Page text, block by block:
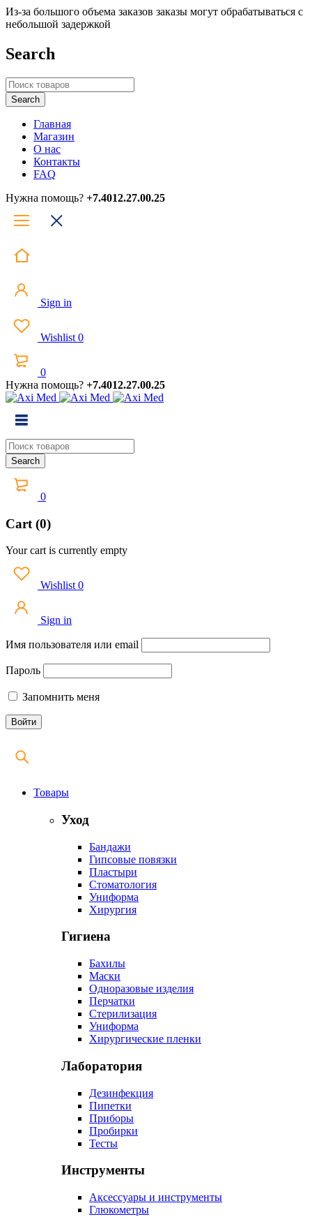
Из-за большого объема заказов заказы могут обрабатываться с
небольшой задержкой
Search
Главная
Магазин
О нас
Контакты
FAQ
Нужна помощь? +7.4012.27.00.25
Sign in
Wishlist 0
0
Нужна помощь? +7.4012.27.00.25
0
Cart (0)
Your cart is currently empty
Wishlist 0
Sign in
Имя пользователя или email
Пароль
Запомнить меня
Товары
Уход
Бандажи
Гипсовые повязки
Пластыри
Стоматология
Униформа
Хирургия
Гигиена
Бахилы
Маски
Одноразовые изделия
Перчатки
Стерилизация
Униформа
Хирургические пленки
Лаборатория
Дезинфекция
Пипетки
Приборы
Пробирки
Тесты
Инструменты
Аксессуары и инструменты
Глюкометры